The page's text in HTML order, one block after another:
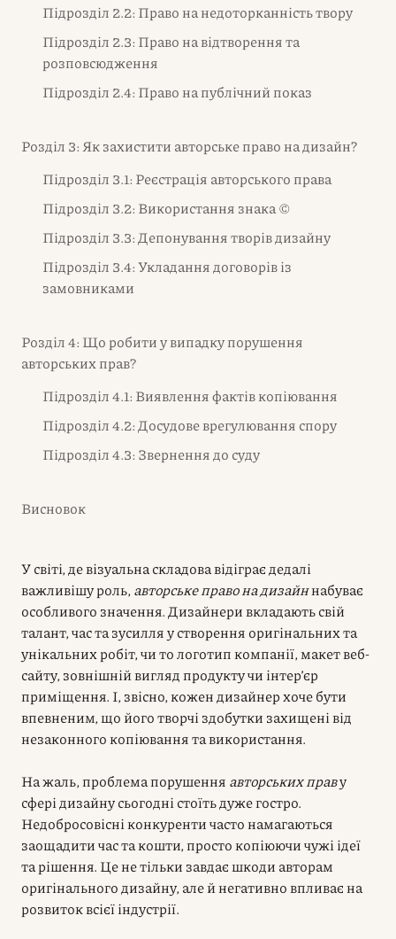
Підрозділ 2.2: Право на недоторканність твору
Підрозділ 2.3: Право на відтворення та
розповсюдження
Підрозділ 2.4: Право на публічний показ
Розділ 3: Як захистити авторське право на дизайн?
Підрозділ 3.1: Реєстрація авторського права
Підрозділ 3.2: Використання знака ©
Підрозділ 3.3: Депонування творів дизайну
Підрозділ 3.4: Укладання договорів із
замовниками
Розділ 4: Що робити у випадку порушення
авторських прав?
Підрозділ 4.1: Виявлення фактів копіювання
Підрозділ 4.2: Досудове врегулювання спору
Підрозділ 4.3: Звернення до суду
Висновок
У світі, де візуальна складова відіграє дедалі
важливішу роль, авторське право на дизайннабуває
особливого значення. Дизайнери вкладають свій
талант, час та зусилля у створення оригінальних та
унікальних робіт, чи то логотип компанії, макет веб-
сайту, зовнішній вигляд продукту чи інтер’єр
приміщення. І, звісно, кожен дизайнер хоче бути
впевненим, що його творчі здобутки захищені від
незаконного копіювання та використання.
На жаль, проблема порушення авторських праву
сфері дизайну сьогодні стоїть дуже гостро.
Недобросовісні конкуренти часто намагаються
заощадити час та кошти, просто копіюючи чужі ідеї
та рішення. Це не тільки завдає шкоди авторам
оригінального дизайну, але й негативно впливає на
розвиток всієї індустрії.